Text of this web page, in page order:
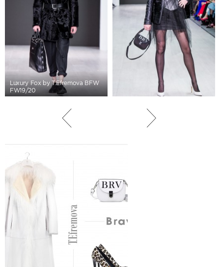
Luxury Fox by T.Efremova BFW
FW19/20